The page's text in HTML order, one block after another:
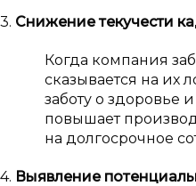
3. Снижение текучести
Когда компания
сказывается на их
заботу о здоровье
повышает
на долгосрочное
4. Выявление